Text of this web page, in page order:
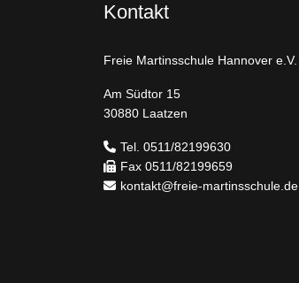
Kontakt
Freie Martinsschule Hannover e.V.
Am Südtor 15
30880 Laatzen
Tel. 0511/82199630
Fax 0511/82199659
kontakt@freie-martinsschule.de